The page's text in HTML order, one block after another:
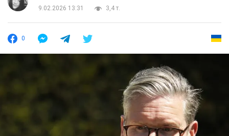
9.02.2026 13:31
3,4 т.
0